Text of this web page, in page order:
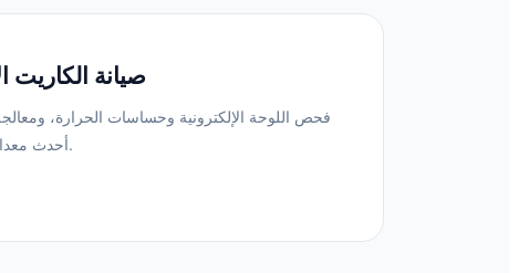
صيانة الكاريت
فحص اللوحة الإلكترونية وحساسات الحرارة،
أحدث معدات الفحص الرقمي بالمنزل.